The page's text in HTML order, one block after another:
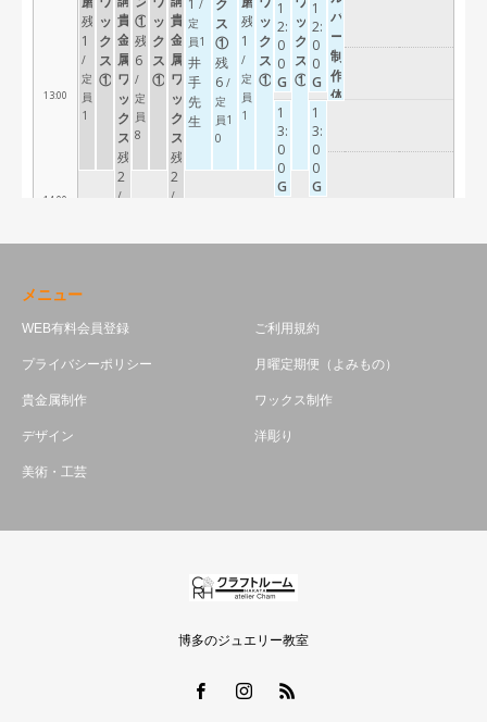
メニュー
WEB有料会員登録 ご利用規約
プライバシーポリシー 月曜定期便（よみもの）
貴金属制作 ワックス制作
デザイン 洋彫り
美術・工芸
博多のジュエリー教室